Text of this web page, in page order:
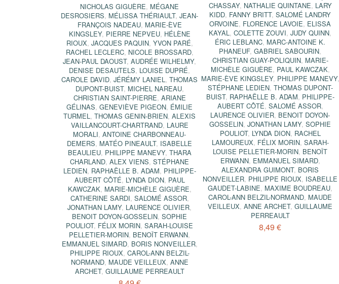
NICHOLAS GIGUÈRE, MÉGANE
DESROSIERS, MÉLISSA THÉRIAULT,JEAN-
FRANÇOIS NADEAU, MARIE-ÈVE
KINGSLEY, PIERRE NEPVEU, HÉLÈNE
RIOUX, JACQUES PAQUIN, YVON PARÉ,
RACHEL LECLERC, NICOLE BROSSARD,
JEAN-PAUL DAOUST,AUDRÉE WILHELMY,
DENISE DESAUTELS, LOUISE DUPRÉ,
CAROLE DAVID,JÉRÉMY LANIEL ,THOMAS
DUPONT-BUIST, MICHEL NAREAU,
CHRISTIAN SAINT-PIERRE, ARIANE
GÉLINAS,GENEVIÈVE PIGEON, ÉMILIE
TURMEL ,THOMAS GENIN-BRIEN,ALEXIS
VAILLANCOURT-CHARTRAND, LAURE
MORALI,ANTOINE CHARBONNEAU-
DEMERS, MATÉO PINEAULT, ISABELLE
BEAULIEU, PHILIPPE MANEVY, THARA
CHARLAND,ALEX VIENS,STÉPHANE
LEDIEN, RAPHAËLLE B. ADAM, PHILIPPE-
AUBERT CÔTÉ, LYNDA DION, PAUL
KAWCZAK, MARIE-MICHÈLE GIGUÈRE,
CATHERINE SARDI, SALOMÉ ASSOR,
JONATHAN LAMY, LAURENCE OLIVIER,
BENOIT DOYON-GOSSELIN,SOPHIE
POULIOT, FÉLIX MORIN,SARAH-LOUISE
PELLETIER-MORIN, BENOÎT ERWANN,
EMMANUEL SIMARD, BORIS NONVEILLER,
PHILIPPE RIOUX, CAROL-ANN BELZIL-
NORMAND, MAUDE VEILLEUX, ANNE
ARCHET, GUILLAUME PERREAULT
CHASSAY, NATHALIE QUINTANE, LARY
KIDD, FANNY BRITT,SALOMÉ LANDRY
ORVOINE, FLORENCE LAVOIE, ELISSA
KAYAL ,COLETTE ZOUVI,JUDY QUINN,
ÉRIC LEBLANC, MARC-ANTOINE K.
PHANEUF,GABRIEL SABOURIN,
CHRISTIAN GUAY-POLIQUIN, MARIE-
MICHÈLE GIGUÈRE, PAUL KAWCZAK,
MARIE-ÈVE KINGSLEY, PHILIPPE MANEVY,
STÉPHANE LEDIEN, THOMAS DUPONT-
BUIST, RAPHAËLLE B. ADAM, PHILIPPE-
AUBERT CÔTÉ, SALOMÉ ASSOR,
LAURENCE OLIVIER, BENOIT DOYON-
GOSSELIN,JONATHAN LAMY,SOPHIE
POULIOT, LYNDA DION, RACHEL
LAMOUREUX, FÉLIX MORIN, SARAH-
LOUISE PELLETIER-MORIN, BENOÎT
ERWANN, EMMANUEL SIMARD,
ALEXANDRA GUIMONT, BORIS
NONVEILLER, PHILIPPE RIOUX, ISABELLE
GAUDET-LABINE, MAXIME BOUDREAU,
CAROL-ANN BELZIL-NORMAND, MAUDE
VEILLEUX,ANNE ARCHET,GUILLAUME
PERREAULT
8,49 €